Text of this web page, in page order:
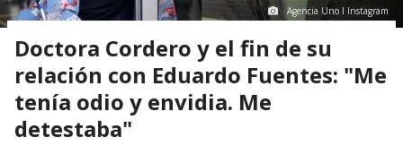
Agencia Uno I Instagram
Doctora Cordero y el fin de su
relación con Eduardo Fuentes: "Me
tenía odio y envidia. Me
detestaba"